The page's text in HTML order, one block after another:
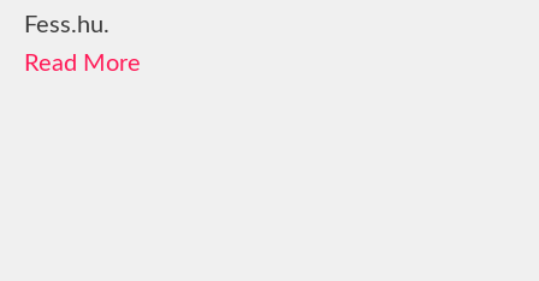
Fess.hu.
Read More